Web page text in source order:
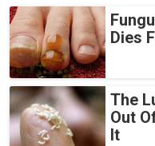
Dies
The
Out
It